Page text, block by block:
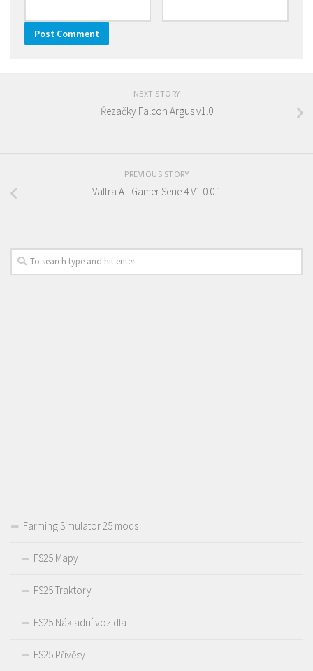
NEXT STORY
Řezačky Falcon Argus v1.0
PREVIOUS STORY
Valtra A TGamer Serie 4 V1.0.0.1
Farming Simulator 25 mods
FS25 Mapy
FS25 Traktory
FS25 Nákladní vozidla
FS25 Přívěsy